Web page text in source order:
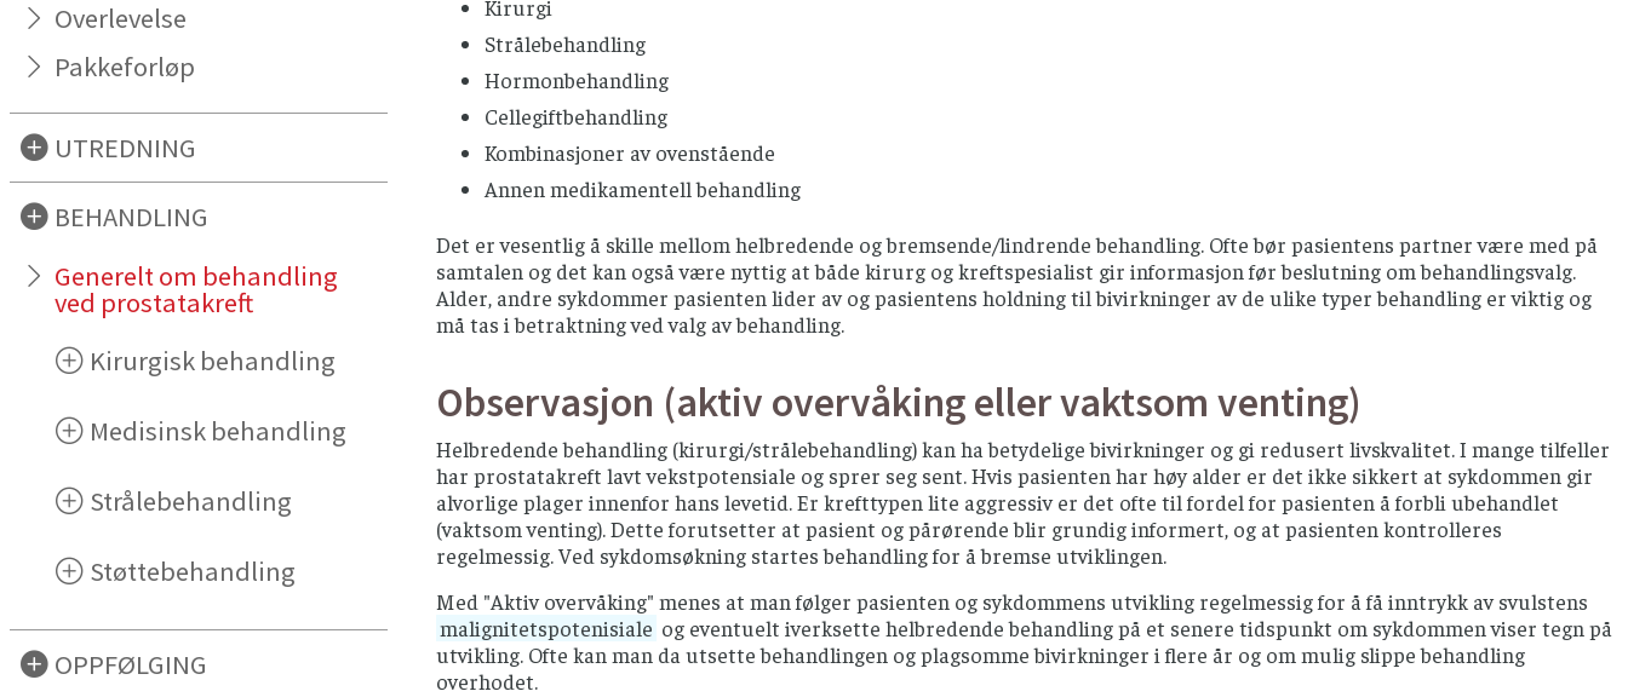
Overlevelse
Pakkeforløp
UTREDNING
BEHANDLING
Generelt om behandling
ved prostatakreft
Kirurgisk behandling
Medisinsk behandling
Strålebehandling
Støttebehandling
OPPFØLGING
Kirurgi
Strålebehandling
Hormonbehandling
Cellegiftbehandling
Kombinasjoner av ovenstående
Annen medikamentell behandling
Det er vesentlig å skille mellom helbredende og bremsende/lindrende behandling. Ofte bør pasientens partner være med på
samtalen og det kan også være nyttig at både kirurg og kreftspesialist gir informasjon før beslutning om behandlingsvalg.
Alder, andre sykdommer pasienten lider av og pasientens holdning til bivirkninger av de ulike typer behandling er viktig og
må tas i betraktning ved valg av behandling.
Observasjon (aktiv overvåking eller vaktsom venting)
Helbredende behandling (kirurgi/strålebehandling) kan ha betydelige bivirkninger og gi redusert livskvalitet. I mange tilfeller
har prostatakreft lavt vekstpotensiale og sprer seg sent. Hvis pasienten har høy alder er det ikke sikkert at sykdommen gir
alvorlige plager innenfor hans levetid. Er krefttypen lite aggressiv er det ofte til fordel for pasienten å forbli ubehandlet
(vaktsom venting). Dette forutsetter at pasient og pårørende blir grundig informert, og at pasienten kontrolleres
regelmessig. Ved sykdomsøkning startes behandling for å bremse utviklingen.
Med "Aktiv overvåking" menes at man følger pasienten og sykdommens utvikling regelmessig for å få inntrykk av svulstens
malignitetspotenisiale og eventuelt iverksette helbredende behandling på et senere tidspunkt om sykdommen viser tegn på
utvikling. Ofte kan man da utsette behandlingen og plagsomme bivirkninger i flere år og om mulig slippe behandling
overhodet.